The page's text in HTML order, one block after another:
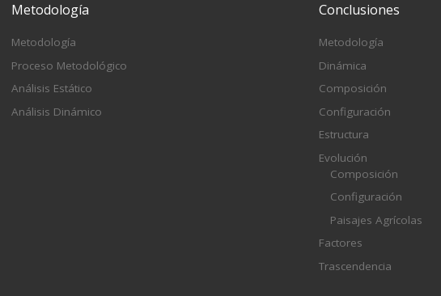
Metodología
Metodología
Proceso Metodológico
Análisis Estático
Análisis Dinámico
Conclusiones
Metodología
Dinámica
Composición
Configuración
Estructura
Evolución
Composición
Configuración
Paisajes Agrícolas
Factores
Trascendencia